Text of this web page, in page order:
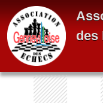
des
Panneau de gestion